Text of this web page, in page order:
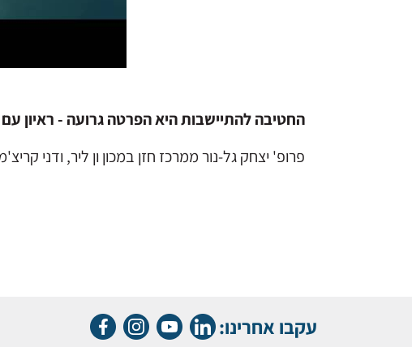
החטיבה להתיישבות היא הפרטה גרועה - ראיון עם
פרופ' יצחק גל-נור ממרכז חזן במכון ון ליר, ודני
עקבו אחרינו: